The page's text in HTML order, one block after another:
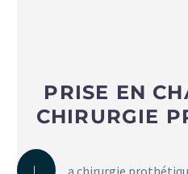
PRISE EN
CHIRURGIE
L
a chirurgie